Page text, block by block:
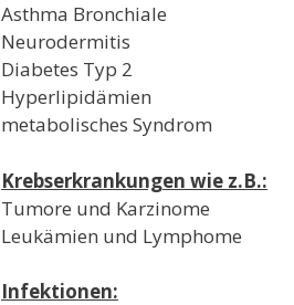
Asthma Bronchiale
Neurodermitis
Diabetes Typ 2
Hyperlipidämien
metabolisches Syndrom
Krebserkrankungen wie z.B.:
Tumore und Karzinome
Leukämien und Lymphome
Infektionen: